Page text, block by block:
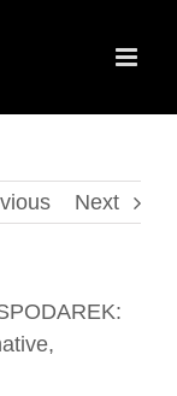
Next